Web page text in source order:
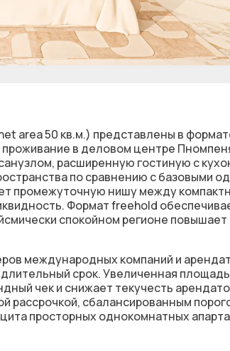
area 50 кв.м.) представлены в
в деловом центре
расширенную гостиную с
по сравнению с базовыми
промежуточную нишу между
Форматfreehold
спокойном регионе
международных компаний и
срок. Увеличенная
чек и снижает текучесть
рассрочкой, сбалансированным
просторных однокомнатных